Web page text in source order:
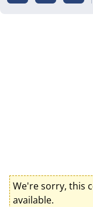
We're sorry, this
available.